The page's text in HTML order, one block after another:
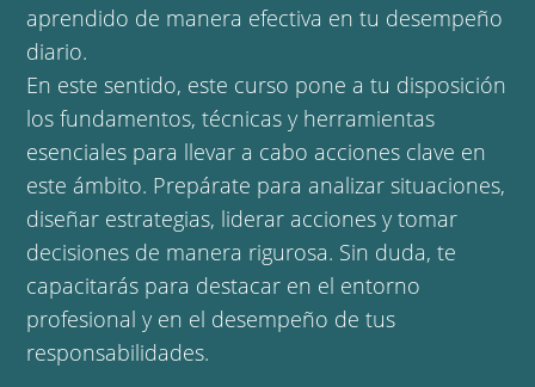
aprendido de manera efectiva en tu desempeño
diario.
En este sentido, este curso pone a tu disposición
los fundamentos, técnicas y herramientas
esenciales para llevar a cabo acciones clave en
este ámbito. Prepárate para analizar situaciones,
diseñar estrategias, liderar acciones y tomar
decisiones de manera rigurosa. Sin duda, te
capacitarás para destacar en el entorno
profesional y en el desempeño de tus
responsabilidades.